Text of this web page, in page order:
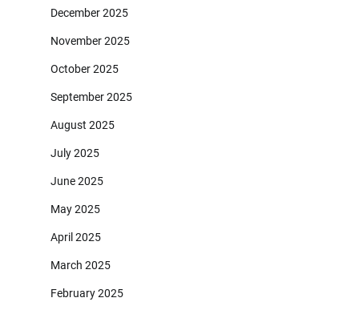
December 2025
November 2025
October 2025
September 2025
August 2025
July 2025
June 2025
May 2025
April 2025
March 2025
February 2025